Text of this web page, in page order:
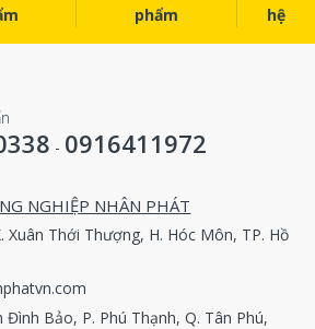
phẩm
hệ
- 0916411972
NGHIỆP NHÂN PHÁT
Xuân Thới Thượng, H. Hóc Môn, TP. Hồ
Đình Bảo, P. Phú Thạnh, Q. Tân Phú,